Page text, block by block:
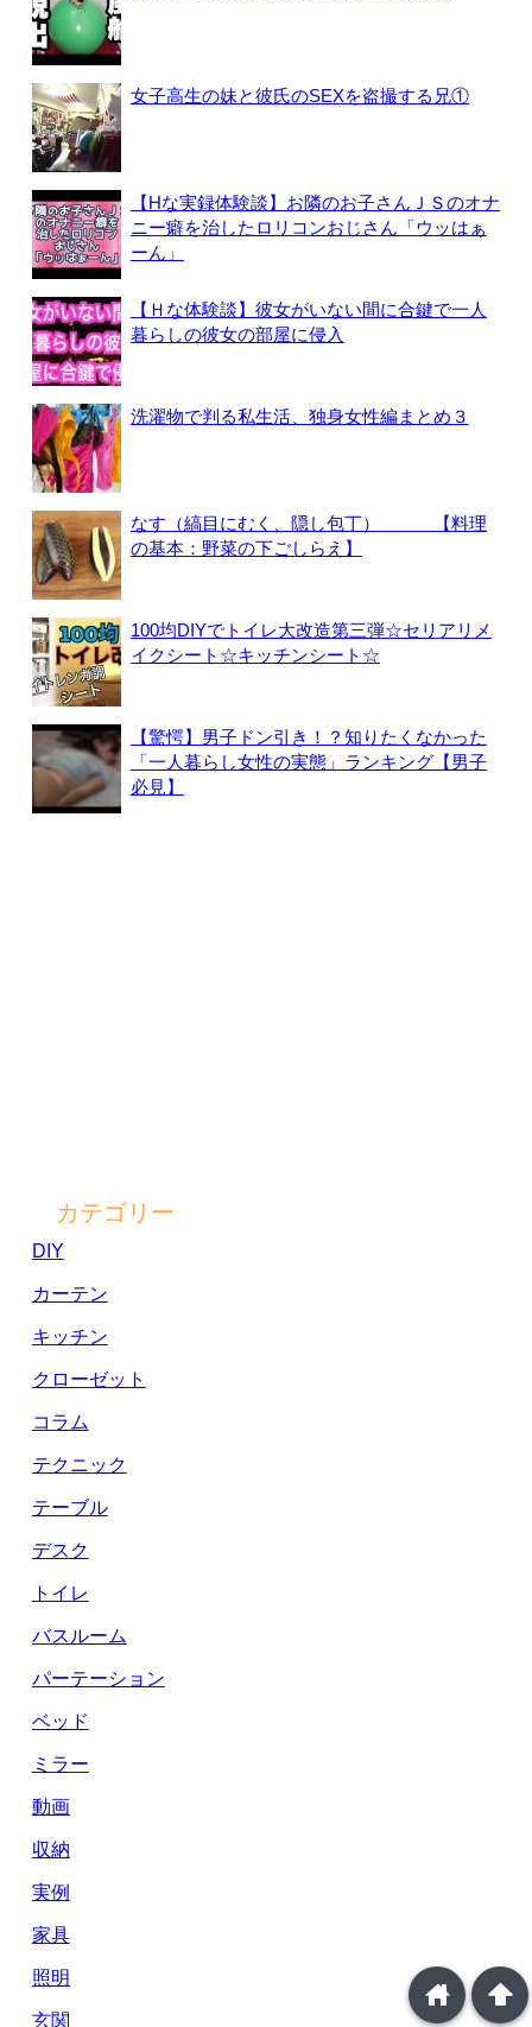
女子高生の妹と彼氏のSEXを盗撮する兄①
【Hな実録体験談】お隣のお子さんＪＳのオナ
ニー癖を治したロリコンおじさん「ウッはぁ
ーん」
【Ｈな体験談】彼女がいない間に合鍵で一人
暮らしの彼女の部屋に侵入
洗濯物で判る私生活、独身女性編まとめ３
なす（縞目にむく、隠し包丁） 【料理
の基本：野菜の下ごしらえ】
100均DIYでトイレ大改造第三弾☆セリアリメ
イクシート☆キッチンシート☆
【驚愕】男子ドン引き！？知りたくなかった
「一人暮らし女性の実態」ランキング【男子
必見】
カテゴリー
DIY
カーテン
キッチン
クローゼット
コラム
テクニック
テーブル
デスク
トイレ
バスルーム
パーテーション
ベッド
ミラー
動画
収納
実例
家具
照明
玄関
arrowup
home